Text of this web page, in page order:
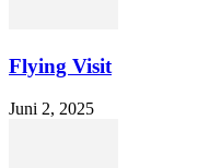
Flying Visit
Juni 2, 2025